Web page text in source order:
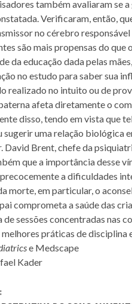
também avaliaram se
Verificaram, então,
no cérebro
são mais propensas do
da educação dada pelas
no estudo para saber sua
realizado no intuito ou de
afeta diretamente o
disso, tendo em vista que
sugerir uma relação biológica
David Brent, chefe da
que a importância desse
a dificuldades
morte, em particular, o
comprometa a saúde das
de sessões concentradas nas
práticas de disciplina
e Medscape
Kader